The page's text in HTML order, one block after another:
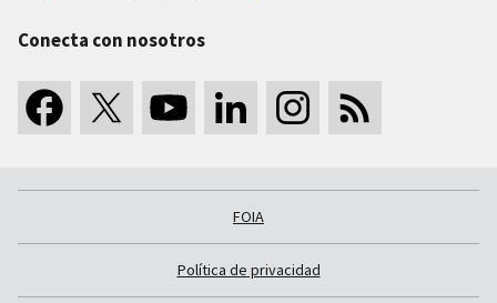
Conecta con nosotros
FOIA
Política de privacidad